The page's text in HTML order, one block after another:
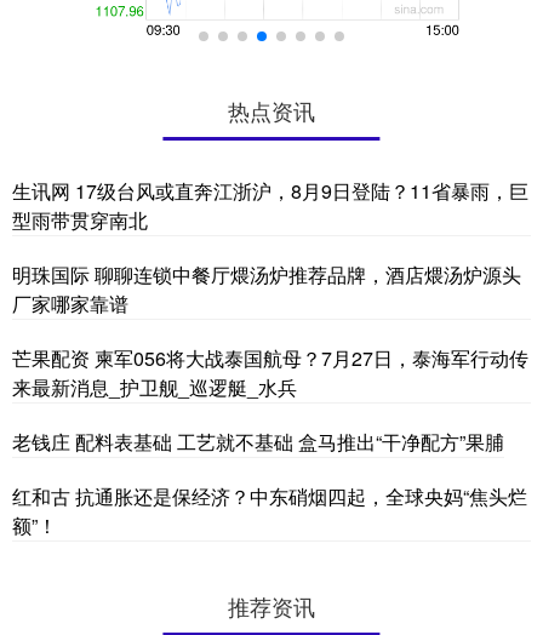
热点资讯
生讯网 17级台风或直奔江浙沪，8月9日登陆？11省暴雨，巨
型雨带贯穿南北
明珠国际 聊聊连锁中餐厅煨汤炉推荐品牌，酒店煨汤炉源头
厂家哪家靠谱
芒果配资 柬军056将大战泰国航母？7月27日，泰海军行动传
来最新消息_护卫舰_巡逻艇_水兵
老钱庄 配料表基础 工艺就不基础 盒马推出“干净配方”果脯
红和古 抗通胀还是保经济？中东硝烟四起，全球央妈“焦头烂
额”！
推荐资讯